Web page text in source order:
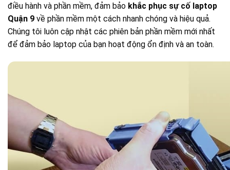
điều hành và phần mềm, đảm bảo khắc phục sự cố laptop
Quận 9 về phần mềm một cách nhanh chóng và hiệu quả.
Chúng tôi luôn cập nhật các phiên bản phần mềm mới nhất
để đảm bảo laptop của bạn hoạt động ổn định và an toàn.